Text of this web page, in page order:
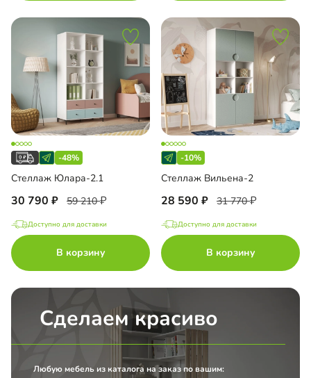
-48%
Стеллаж Юлара-2.1
30 790 59 210
Доступно для доставки
В корзину
-10%
Стеллаж Вильена-2
28 590 31 770
Доступно для доставки
В корзину
Сделаем красиво
Любую мебель из каталога на заказ по вашим: